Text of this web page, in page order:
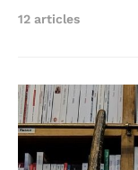
12 articles